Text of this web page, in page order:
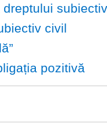
civil
pozitivă